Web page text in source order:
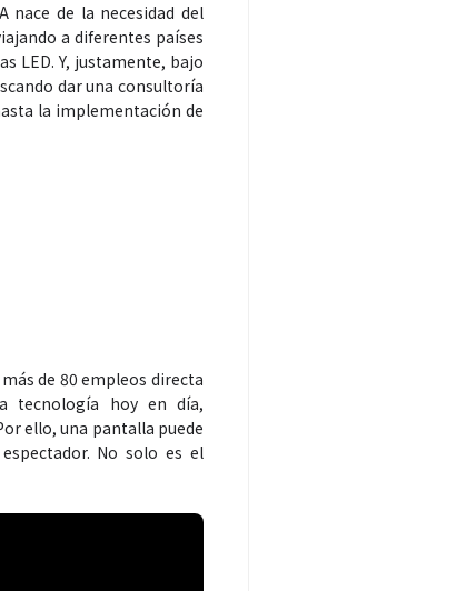
nace de la necesidad del
a diferentes países
LED. Y, justamente, bajo
dar una consultoría
la implementación de
de 80 empleos directa
tecnología hoy en día,
ello, una pantalla puede
No solo es el